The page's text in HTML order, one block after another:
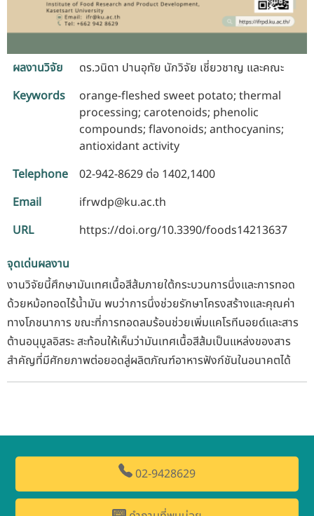
ผลงานวิจัย
ดร.วนิดา ปานอุทัย นักวิจัย เชี่ยวชาญ และคณะ
Keywords
orange-fleshed sweet potato; thermal
processing; carotenoids; phenolic
compounds; flavonoids; anthocyanins;
antioxidant activity
Telephone
02-942-8629 ต่อ 1402,1400
Email
ifrwdp@ku.ac.th
URL
https://doi.org/10.3390/foods14213637
จุดเด่นผลงาน
งานวิจัยนี้ศึกษามันเทศเนื้อสีส้มภายใต้กระบวนการนึ่งและการทอด
ด้วยหม้อทอดไร้น้ำมัน พบว่าการนึ่งช่วยรักษาโครงสร้างและคุณค่า
ทางโภชนาการ ขณะที่การทอดลมร้อนช่วยเพิ่มแคโรทีนอยด์และสาร
ต้านอนุมูลอิสระ สะท้อนให้เห็นว่ามันเทศเนื้อสีส้มเป็นแหล่งของสาร
สำคัญที่มีศักยภาพต่อยอดสู่ผลิตภัณฑ์อาหารฟังก์ชันในอนาคตได้
02-9428629